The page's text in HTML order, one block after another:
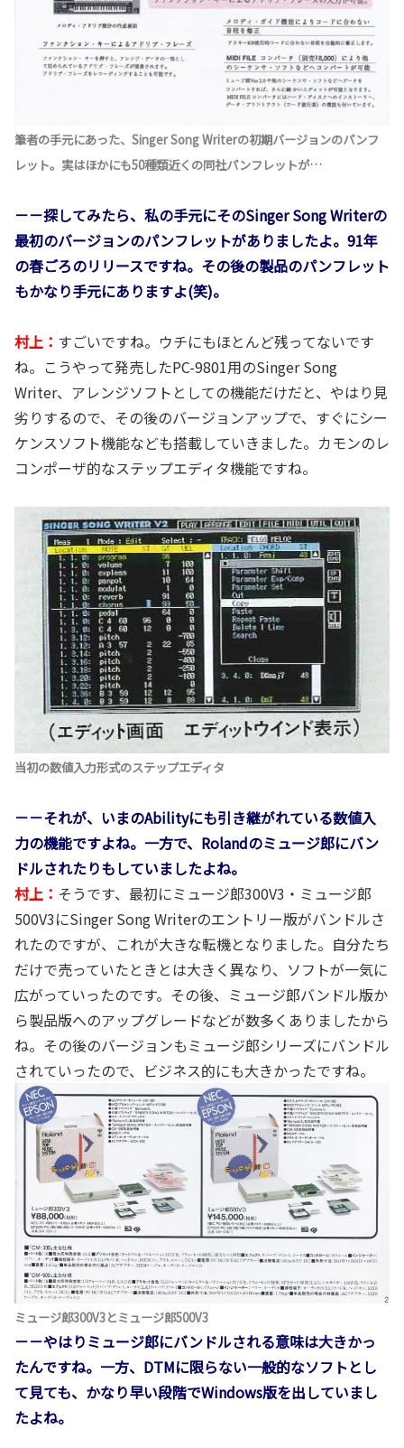
筆者の手元にあった、Singer Song Writerの初期バージョンのパンフ
レット。実はほかにも50種類近くの同社パンフレットが…
－－探してみたら、私の手元にそのSinger Song Writerの
最初のバージョンのパンフレットがありましたよ。91年
の春ごろのリリースですね。その後の製品のパンフレット
もかなり手元にありますよ(笑)。
村上： すごいですね。ウチにもほとんど残ってないです
ね。こうやって発売したPC-9801用のSinger Song
Writer、アレンジソフトとしての機能だけだと、やはり見
劣りするので、その後のバージョンアップで、すぐにシー
ケンスソフト機能なども搭載していきました。カモンのレ
コンポーザ的なステップエディタ機能ですね。
当初の数値入力形式のステップエディタ
－－それが、いまのAbilityにも引き継がれている数値入
力の機能ですよね。一方で、Rolandのミュージ郎にバン
ドルされたりもしていましたよね。
村上： そうです、最初にミュージ郎300V3・ミュージ郎
500V3にSinger Song Writerのエントリー版がバンドルさ
れたのですが、これが大きな転機となりました。自分たち
だけで売っていたときとは大きく異なり、ソフトが一気に
広がっていったのです。その後、ミュージ郎バンドル版か
ら製品版へのアップグレードなどが数多くありましたから
ね。その後のバージョンもミュージ郎シリーズにバンドル
されていったので、ビジネス的にも大きかったですね。
ミュージ郎300V3とミュージ郎500V3
－－やはりミュージ郎にバンドルされる意味は大きかっ
たんですね。一方、DTMに限らない一般的なソフトとし
て見ても、かなり早い段階でWindows版を出していまし
たよね。